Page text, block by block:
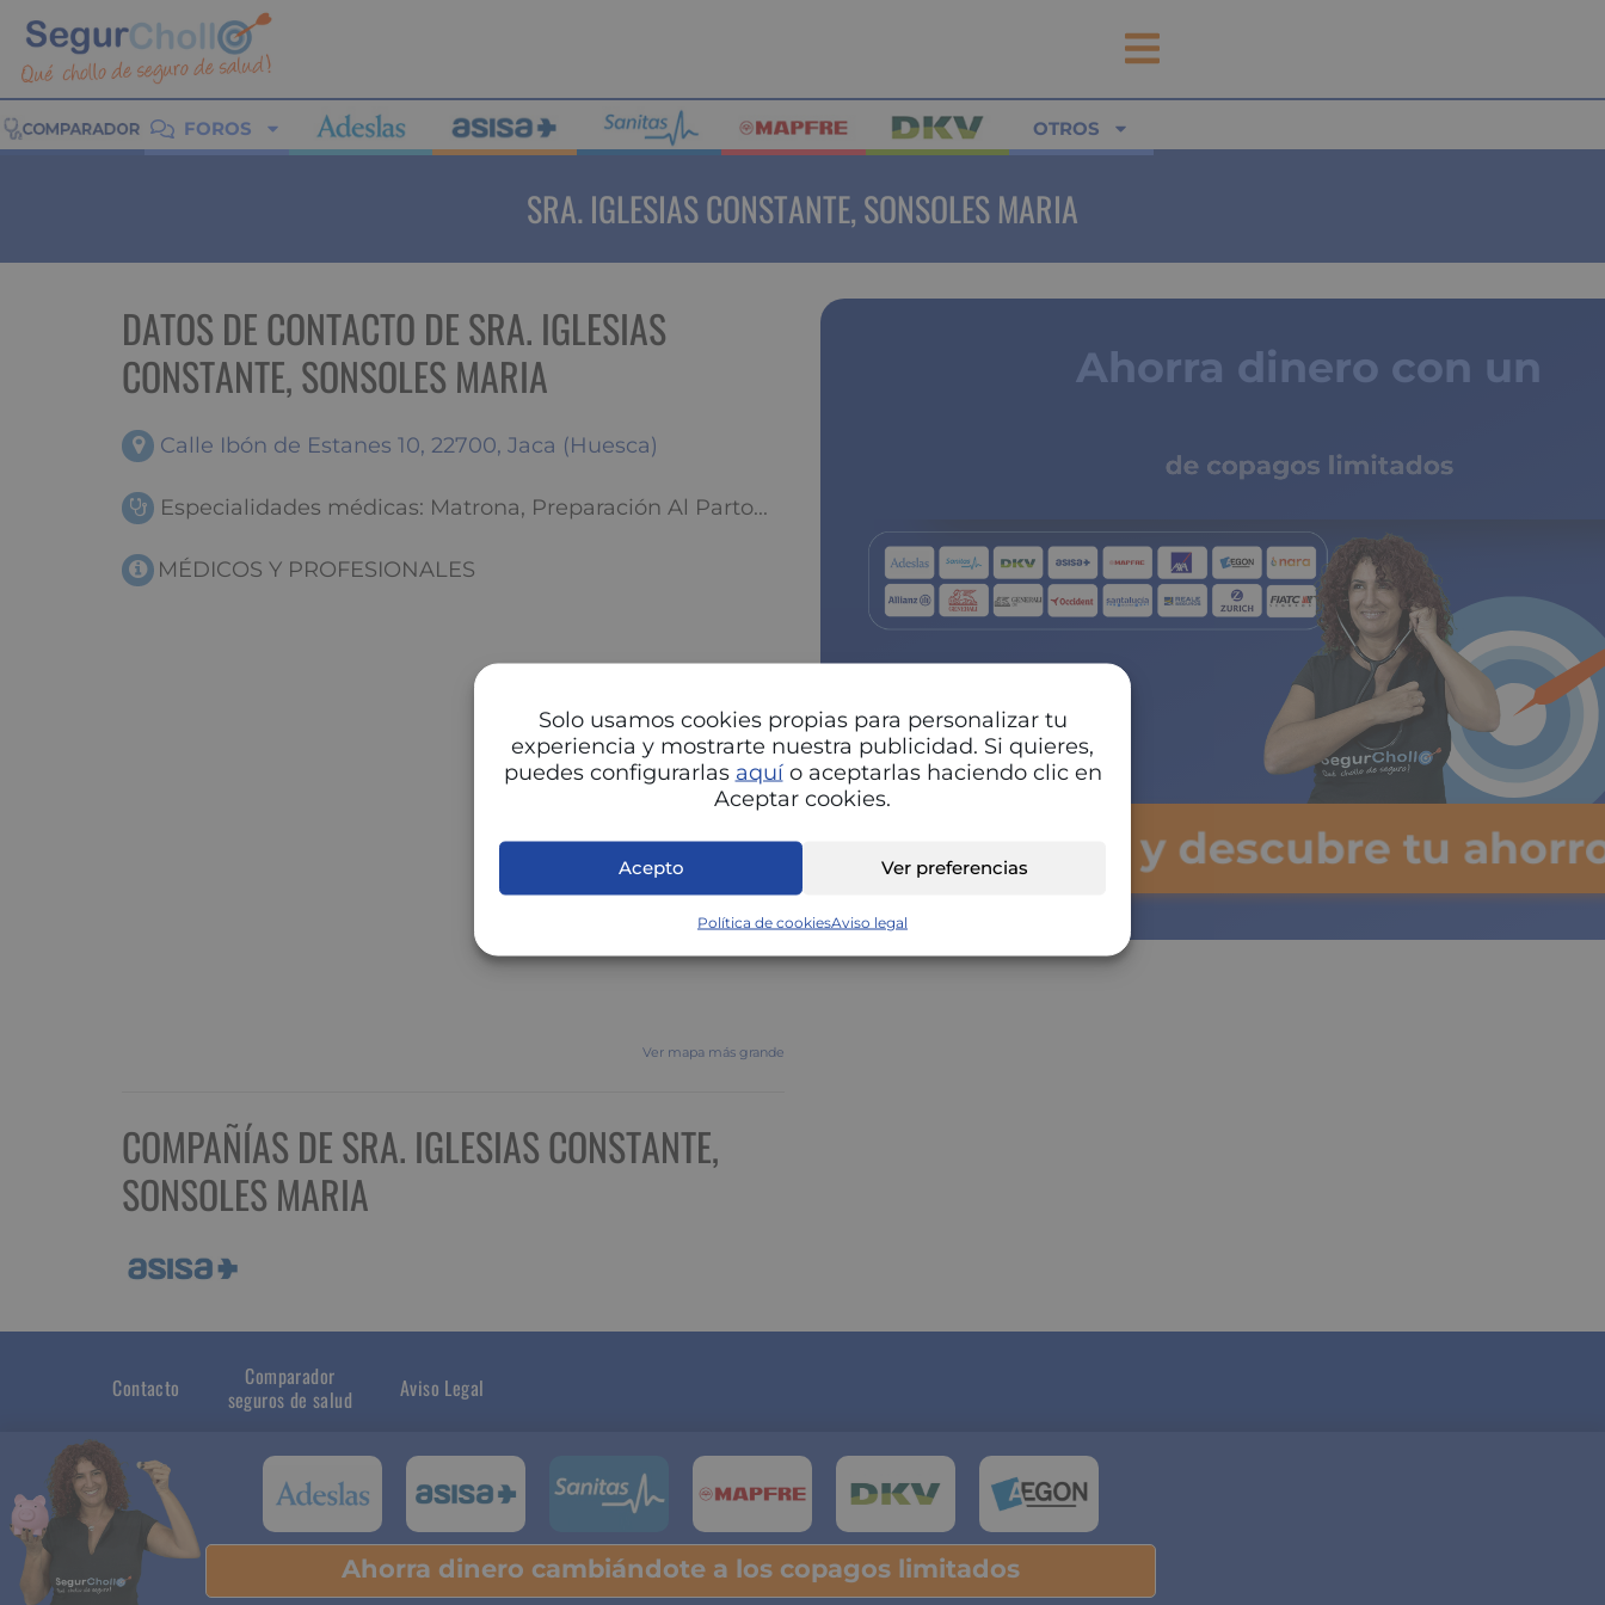
Solo usamos cookies propias para personalizar tu
experiencia y mostrarte nuestra publicidad. Si quieres,
puedes configurarlas aquío aceptarlas haciendo clic en
Aceptar cookies.
Acepto Ver preferencias
Política de cookiesAviso legal
FOROS OTROS
SRA. IGLESIAS CONSTANTE, SONSOLES MARIA
DATOS DE CONTACTO DE SRA. IGLESIAS
CONSTANTE, SONSOLES MARIA
Calle Ibón de Estanes 10, 22700, Jaca (Huesca)
Especialidades médicas: Matrona, Preparación Al Parto...
MÉDICOS Y PROFESIONALES
Ver mapa más grande
COMPAÑÍAS DE SRA. IGLESIAS CONSTANTE,
SONSOLES MARIA
Ahorra dinero con un
de copagos limitados
Pulsa y descubre tu
Contacto
Comparador
seguros de salud
Aviso Legal
Ahorra dinero cambiándote a los copagos limitados
Pulsa y descubre tu ahorro